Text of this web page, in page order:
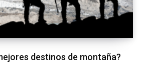
destinos de montaña?